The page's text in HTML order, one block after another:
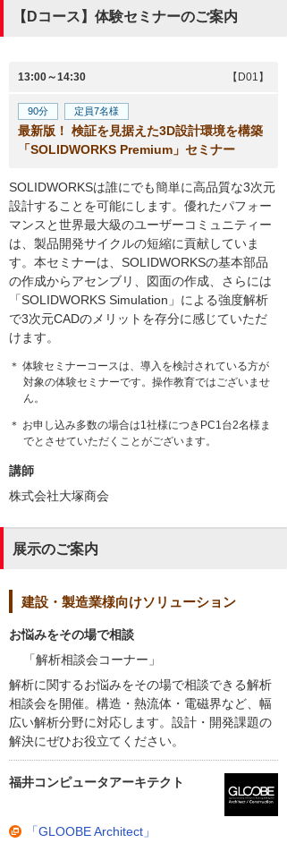
【Dコース】体験セミナーのご案内
13:00～14:30 【D01】
90分 定員7名様
最新版！ 検証を見据えた3D設計環境を構築
「SOLIDWORKS Premium」セミナー
SOLIDWORKSは誰にでも簡単に高品質な3次元
設計することを可能にします。優れたパフォー
マンスと世界最大級のユーザーコミュニティー
は、製品開発サイクルの短縮に貢献していま
す。本セミナーは、SOLIDWORKSの基本部品
の作成からアセンブリ、図面の作成、さらには
「SOLIDWORKS Simulation」による強度解析
で3次元CADのメリットを存分に感じていただ
けます。
＊ 体験セミナーコースは、導入を検討されている方が
対象の体験セミナーです。操作教育ではございませ
ん。
＊ お申し込み多数の場合は1社様につきPC1台2名様ま
でとさせていただくことがございます。
講師
株式会社大塚商会
展示のご案内
建設・製造業様向けソリューション
お悩みをその場で相談
「解析相談会コーナー」
解析に関するお悩みをその場で相談できる解析
相談会を開催。構造・熱流体・電磁界など、幅
広い解析分野に対応します。設計・開発課題の
解決にぜひお役立てください。
福井コンピュータアーキテクト
「GLOOBE Architect」